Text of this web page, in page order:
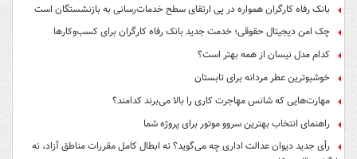
بانک رفاه کارگران همواره در پی ارتقای سطح خدمات‌رسانی به بازنشستگان است
چک امن دیجیتال حقوقی؛ خدمت جدید بانک رفاه کارگران برای کسب‌وکارها
کدام مدل نیسان از همه بهتر است؟
خوشبوترین عطر مردانه برای تابستان
مهارت‌هایی که شانس مهاجرت کاری را بالا می‌برند کدامند؟
راهنمای انتخاب بهترین سروو موتور برای پروژه شما
رأی جدید دیوان عدالت اداری چه می‌گوید؟ نه ابطال کامل مقررات مناطق آزاد، نه